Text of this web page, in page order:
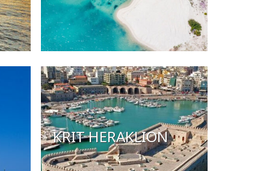
KRIT HERAKLION